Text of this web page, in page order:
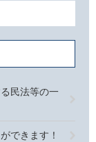
民法等の一
できます！